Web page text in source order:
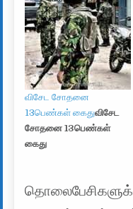
விசேட சோதனை
13பெண்கள் கைதுவிசேட
சோதனை 13பெண்கள்
கைது